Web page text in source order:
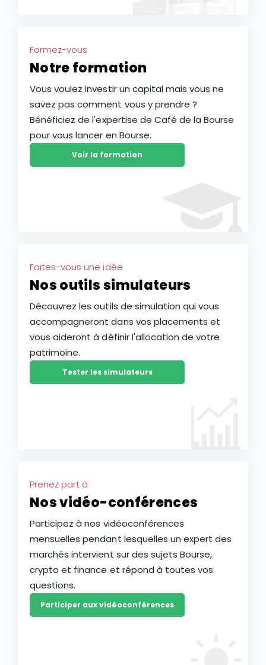
Formez-vous
Notre formation
Vous voulez investir un capital mais vous ne
savez pas comment vous y prendre ?
Bénéficiez de l'expertise de Café de la Bourse
pour vous lancer en Bourse.
Voir la formation
Faites-vous une idée
Nos outils simulateurs
Découvrez les outils de simulation qui vous
accompagneront dans vos placements et
vous aideront à définir l'allocation de votre
patrimoine.
Tester les simulateurs
Prenez part à
Nos vidéo-conférences
Participez à nos vidéoconférences
mensuelles pendant lesquelles un expert des
marchés intervient sur des sujets Bourse,
crypto et finance et répond à toutes vos
questions.
Participer aux vidéoconférences